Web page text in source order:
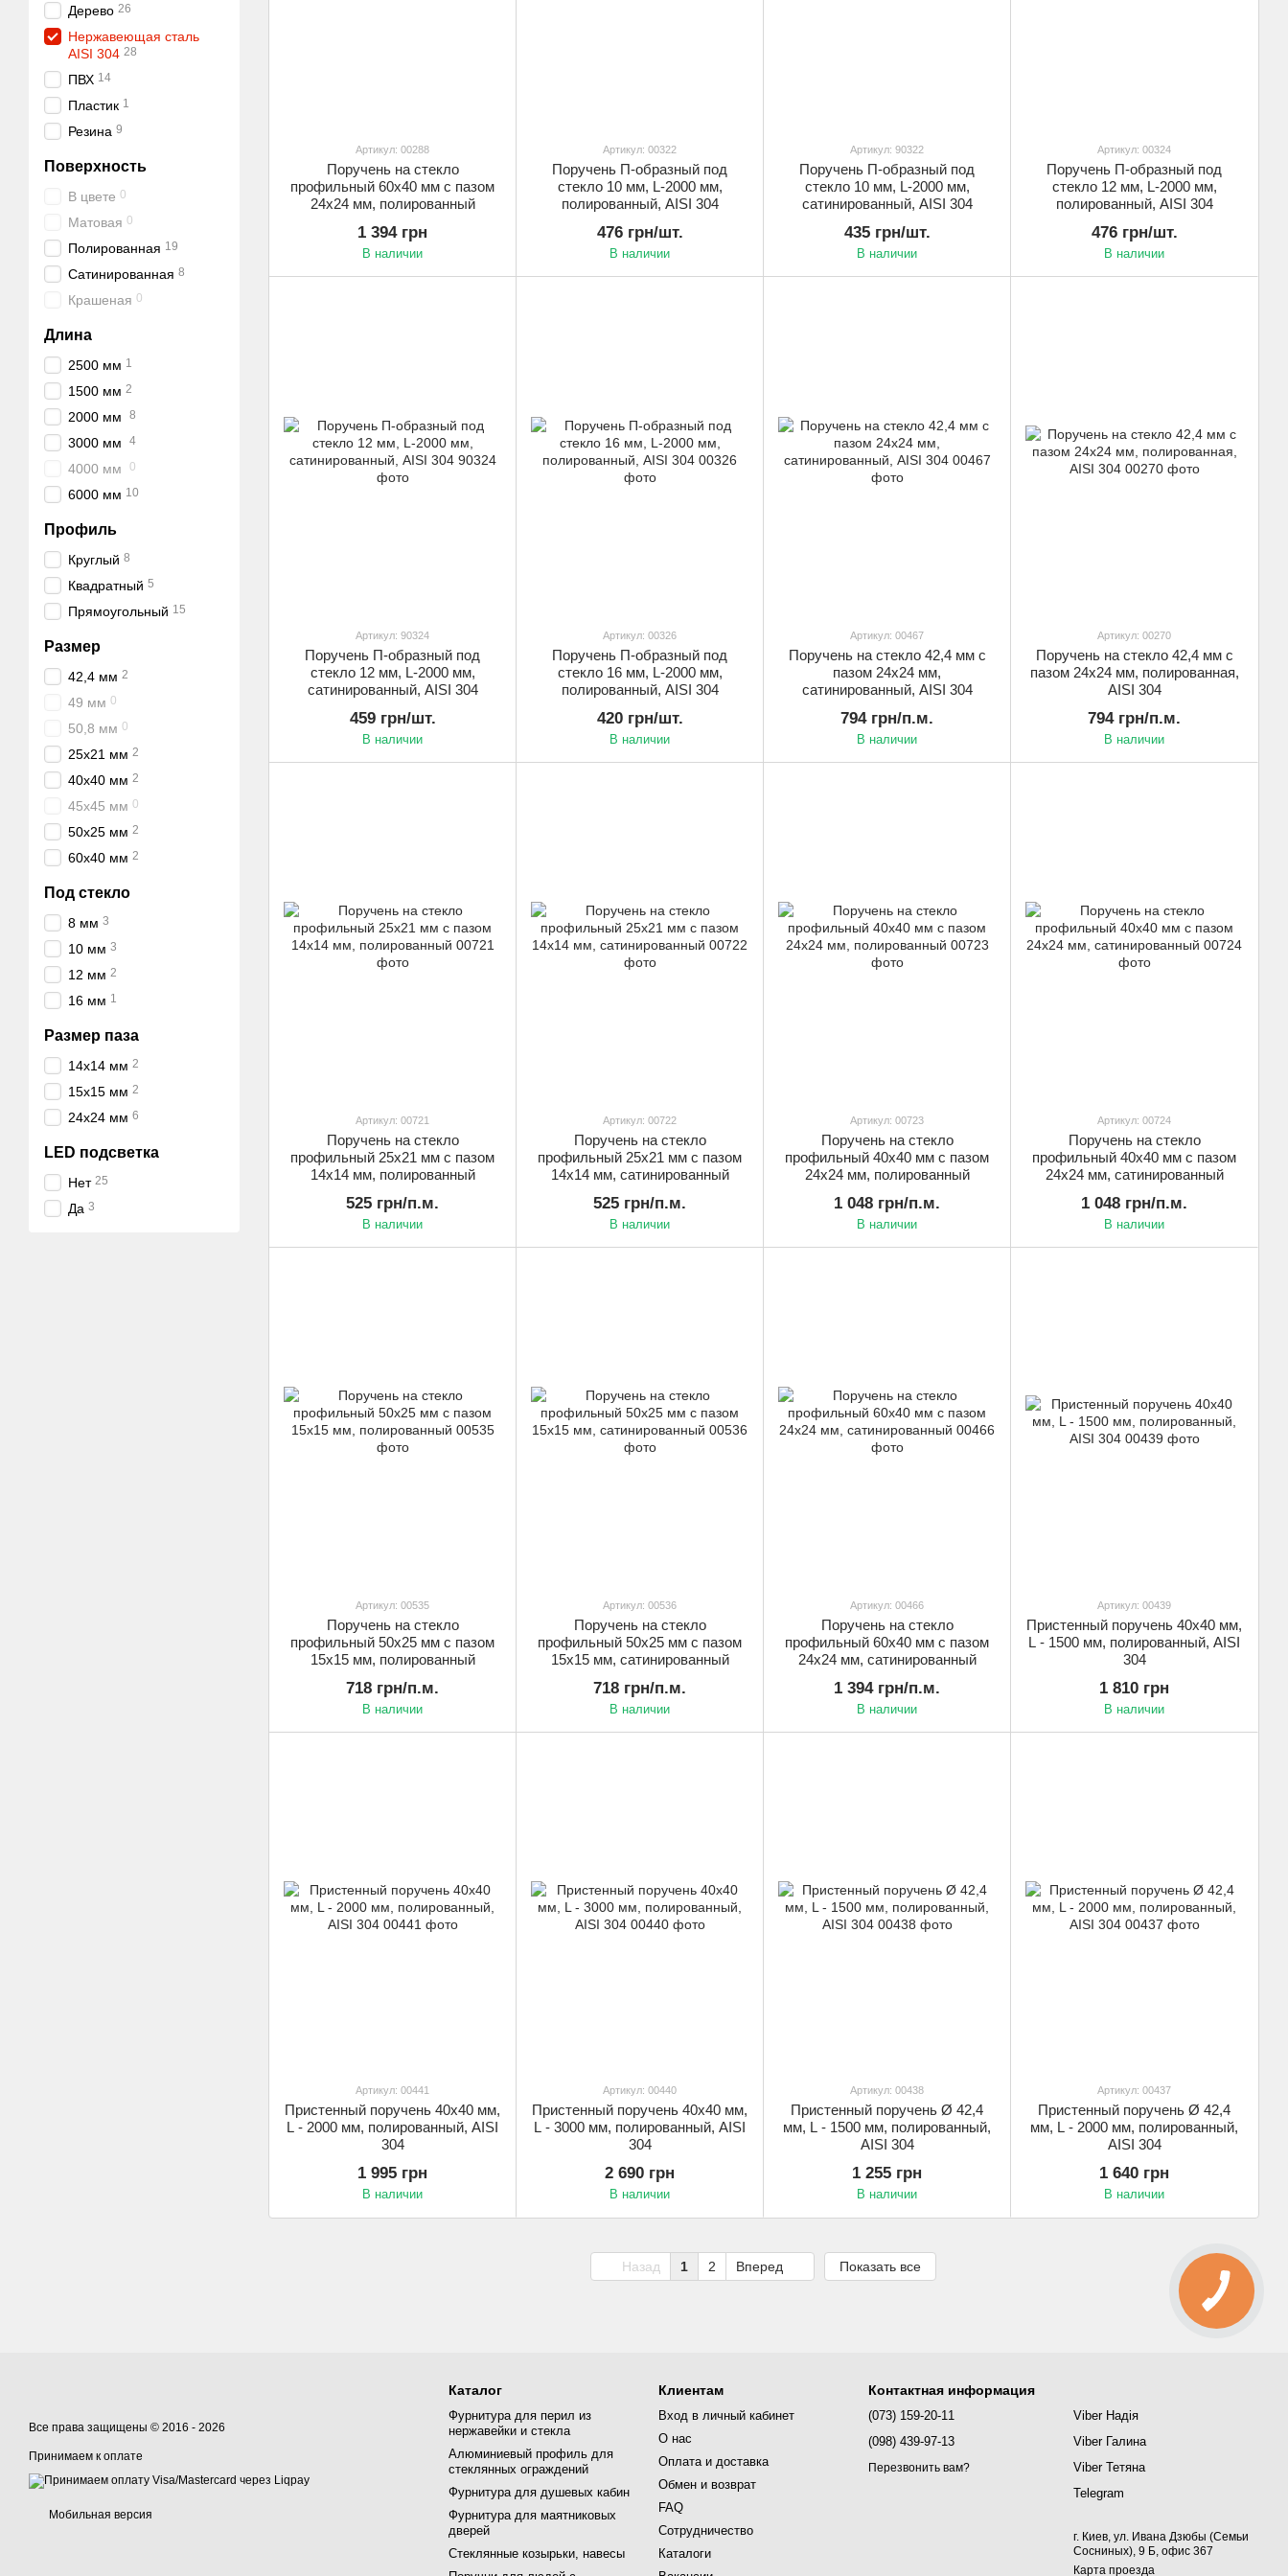
Артикул: 00288
Поручень на стекло
профильный 60х40 мм с пазом
24х24 мм, полированный
1 394 грн
В наличии
Артикул: 00322
Поручень П-образный под
стекло 10 мм, L-2000 мм,
полированный, AISI 304
476 грн/шт.
В наличии
Артикул: 90322
Поручень П-образный под
стекло 10 мм, L-2000 мм,
сатинированный, AISI 304
435 грн/шт.
В наличии
Артикул: 00324
Поручень П-образный под
стекло 12 мм, L-2000 мм,
полированный, AISI 304
476 грн/шт.
В наличии
Артикул: 90324
Поручень П-образный под
стекло 12 мм, L-2000 мм,
сатинированный, AISI 304
459 грн/шт.
В наличии
Артикул: 00326
Поручень П-образный под
стекло 16 мм, L-2000 мм,
полированный, AISI 304
420 грн/шт.
В наличии
Артикул: 00467
Поручень на стекло 42,4 мм с
пазом 24х24 мм,
сатинированный, AISI 304
794 грн/п.м.
В наличии
Артикул: 00270
Поручень на стекло 42,4 мм с
пазом 24х24 мм, полированная,
AISI 304
794 грн/п.м.
В наличии
Артикул: 00721
Поручень на стекло
профильный 25х21 мм с пазом
14х14 мм, полированный
525 грн/п.м.
В наличии
Артикул: 00722
Поручень на стекло
профильный 25х21 мм с пазом
14х14 мм, сатинированный
525 грн/п.м.
В наличии
Артикул: 00723
Поручень на стекло
профильный 40х40 мм с пазом
24х24 мм, полированный
1 048 грн/п.м.
В наличии
Артикул: 00724
Поручень на стекло
профильный 40х40 мм с пазом
24х24 мм, сатинированный
1 048 грн/п.м.
В наличии
Артикул: 00535
Поручень на стекло
профильный 50х25 мм с пазом
15х15 мм, полированный
718 грн/п.м.
В наличии
Артикул: 00536
Поручень на стекло
профильный 50х25 мм с пазом
15х15 мм, сатинированный
718 грн/п.м.
В наличии
Артикул: 00466
Поручень на стекло
профильный 60х40 мм с пазом
24х24 мм, сатинированный
1 394 грн/п.м.
В наличии
Артикул: 00439
Пристенный поручень 40х40 мм,
L - 1500 мм, полированный, AISI
304
1 810 грн
В наличии
Артикул: 00441
Пристенный поручень 40х40 мм,
L - 2000 мм, полированный, AISI
304
1 995 грн
В наличии
Артикул: 00440
Пристенный поручень 40х40 мм,
L - 3000 мм, полированный, AISI
304
2 690 грн
В наличии
Артикул: 00438
Пристенный поручень Ø 42,4
мм, L - 1500 мм, полированный,
AISI 304
1 255 грн
В наличии
Артикул: 00437
Пристенный поручень Ø 42,4
мм, L - 2000 мм, полированный,
AISI 304
1 640 грн
В наличии
Назад 1 2 Вперед Показать все
Дерево 26
Нержавеющая сталь
AISI 304 28
ПВХ 14
Пластик 1
Резина 9
Поверхность
В цвете 0
Матовая 0
Полированная 19
Сатинированная 8
Крашеная 0
Длина
2500 мм 1
1500 мм 2
2000 мм 8
3000 мм 4
4000 мм 0
6000 мм 10
Профиль
Круглый 8
Квадратный 5
Прямоугольный 15
Размер
42,4 мм 2
49 мм 0
50,8 мм 0
25х21 мм 2
40х40 мм 2
45х45 мм 0
50х25 мм 2
60х40 мм 2
Под стекло
8 мм 3
10 мм 3
12 мм 2
16 мм 1
Размер паза
14х14 мм 2
15х15 мм 2
24х24 мм 6
LED подсветка
Нет 25
Да 3
Все права защищены © 2016 - 2026
Принимаем к оплате
Мобильная версия
Каталог
Фурнитура для перил из
нержавейки и стекла
Алюминиевый профиль для
стеклянных ограждений
Фурнитура для душевых кабин
Фурнитура для маятниковых
дверей
Стеклянные козырьки, навесы
Клиентам
Вход в личный кабинет
О нас
Оплата и доставка
Обмен и возврат
FAQ
Сотрудничество
Каталоги
Контактная информация
(073) 159-20-11
(098) 439-97-13
Перезвонить вам?
Viber Надія
Viber Галина
Viber Тетяна
Telegram
г. Киев, ул. Ивана Дзюбы (Семьи
Сосниных), 9 Б, офис 367
Карта проезда